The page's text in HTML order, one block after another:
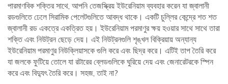
পারমাণবিক শক্তির সাথে, আপনি তেজস্ক্রিয় ইউরেনিয়াম ব্যবহার করেন যা জ্বালানী
রডগুলিতে ঢেলে সিরামিক পেলেটগুলিতে আবদ্ধ থাকে। একটি চুল্লির কেন্দ্রে শত শত
জ্বালানী রড একত্রে একত্রিত হয়। ইউরেনিয়াম পরমাণুর ক্ষয় হওয়ার সাথে সাথে তারা
শক্তি এবং নিউট্রন ছেড়ে দেয়। এই নিউট্রনগুলি শৃঙ্খল বিক্রিয়ায় অন্যান্য
ইউরেনিয়াম পরমাণুর নিউক্লিয়াসকে গুলি করে এবং ছিদ্র করে। এটিই তাপ তৈরি করে
যা জলকে ফুটিয়ে তোলে যা রটারের ব্লেডগুলিকে ঘুরিয়ে দেয় এবং জেনারেটরকে স্পিন
করে এবং বিদ্যুৎ তৈরি করে। সহজ, তাই না?